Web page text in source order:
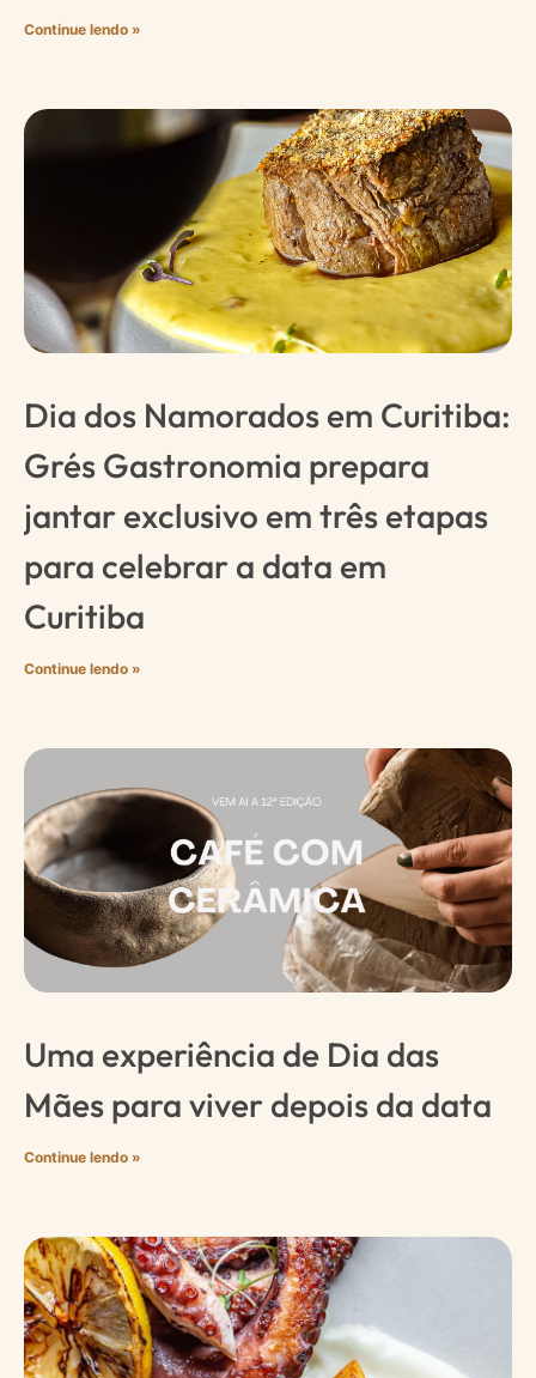
Continue lendo »
Dia dos Namorados em Curitiba:
Grés Gastronomia prepara
jantar exclusivo em três etapas
para celebrar a data em
Curitiba
Continue lendo »
Uma experiência de Dia das
Mães para viver depois da data
Continue lendo »